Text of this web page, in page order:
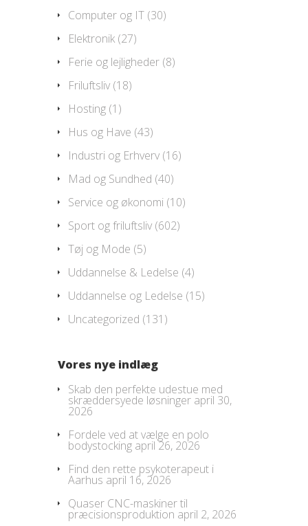
Computer og IT (30)
Elektronik (27)
Ferie og lejligheder (8)
Friluftsliv (18)
Hosting (1)
Hus og Have (43)
Industri og Erhverv (16)
Mad og Sundhed (40)
Service og økonomi (10)
Sport og friluftsliv (602)
Tøj og Mode (5)
Uddannelse & Ledelse (4)
Uddannelse og Ledelse (15)
Uncategorized (131)
Vores nye indlæg
Skab den perfekte udestue med
skræddersyede løsninger april 30,
2026
Fordele ved at vælge en polo
bodystocking april 26, 2026
Find den rette psykoterapeut i
Aarhus april 16, 2026
Quaser CNC-maskiner til
præcisionsproduktion april 2, 2026